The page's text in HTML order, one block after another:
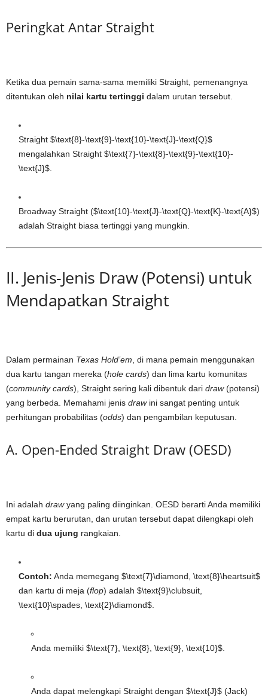
Peringkat Antar Straight
Ketika dua pemain sama-sama memiliki Straight, pemenangnya
ditentukan oleh nilai kartu tertinggi dalam urutan tersebut.
Straight $\text{8}-\text{9}-\text{10}-\text{J}-\text{Q}$
mengalahkan Straight $\text{7}-\text{8}-\text{9}-\text{10}-
\text{J}$
Broadway Straight ($\text{10}-\text{J}-\text{Q}-\text{K}-\text{A}$)
adalah Straight biasa tertinggi yang mungkin.
II. Jenis-Jenis Draw (Potensi) untuk
Mendapatkan Straight
Dalam permainan Texas Hold’em , di mana pemain menggunakan
dua kartu tangan mereka (hole cards) dan lima kartu komunitas
(community cards), Straight sering kali dibentuk dari draw(potensi)
yang berbeda. Memahami jenis drawini sangat penting untuk
perhitungan probabilitas (odds) dan pengambilan keputusan.
A. Open-Ended Straight Draw (OESD)
Ini adalah drawyang paling diinginkan. OESD berarti Anda memiliki
empat kartu berurutan, dan urutan tersebut dapat dilengkapi oleh
kartu di dua ujung rangkaian.
Contoh: Anda memegang $\text{7}\diamond, \text{8}\heartsuit$
dan kartu di meja (flop) adalah $\text{9}\clubsuit,
\text{10}\spades, \text{2}\diamond$
Anda memiliki $\text{7}, \text{8}, \text{9}, \text{10}$
Anda dapat melengkapi Straight dengan $\text{J}$ (Jack)